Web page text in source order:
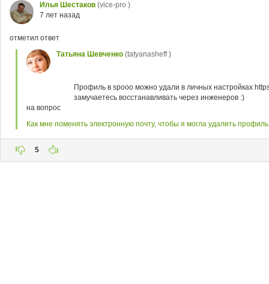
Илья Шестаков (vice-pro )
7 лет назад
отметил ответ
Татьяна Шевченко (tatyanasheff )
Профиль в spooo можно удали в личных настройках
замучаетесь восстанавливать через инженеров :)
на вопрос
Как мне поменять электронную почту, чтобы я могла удалить
5